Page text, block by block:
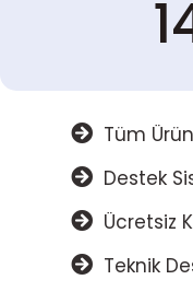
Tüm
Destek
Ücretsiz
Teknik